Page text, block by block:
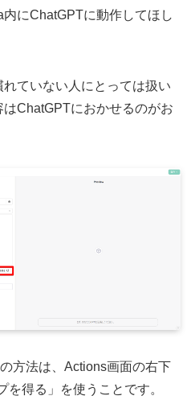
にChatGPTに動作してほし
ていない人にとっては扱い
ChatGPTにおかせるのがお
方法は、Actions画面の右下
得る」を使うことです。